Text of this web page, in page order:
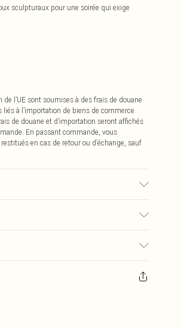
sculpturaux pour une soirée qui exige
l’UE sont soumises à des frais de douane
à l’importation de biens de commerce
de douane et d’importation seront affichés
En passant commande, vous
en cas de retour ou d’échange, sauf
€9.99
les bijoux pour piercings, les jouets
lit, les matelas, les surmatelas et les